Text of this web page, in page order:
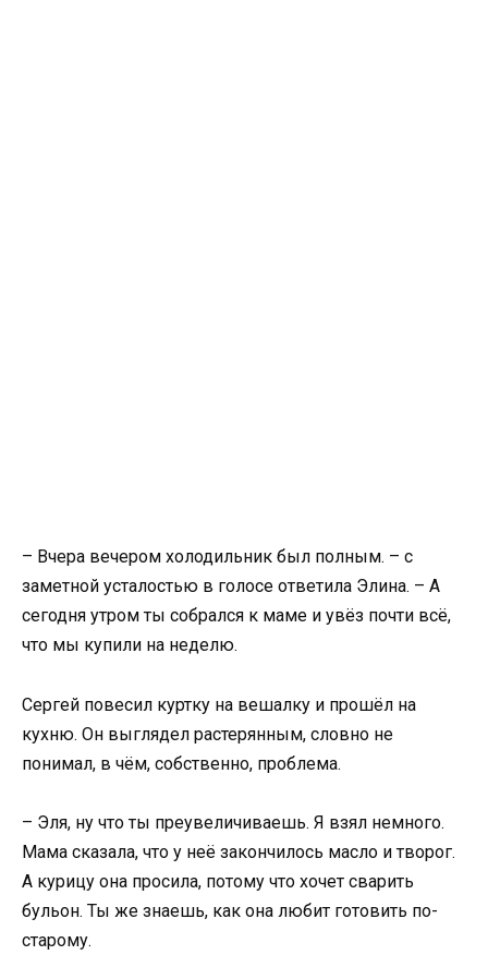
– Вчера вечером холодильник был полным. – с
заметной усталостью в голосе ответила Элина. – А
сегодня утром ты собрался к маме и увёз почти всё,
что мы купили на неделю.
Сергей повесил куртку на вешалку и прошёл на
кухню. Он выглядел растерянным, словно не
понимал, в чём, собственно, проблема.
– Эля, ну что ты преувеличиваешь. Я взял немного.
Мама сказала, что у неё закончилось масло и творог.
А курицу она просила, потому что хочет сварить
бульон. Ты же знаешь, как она любит готовить по-
старому.